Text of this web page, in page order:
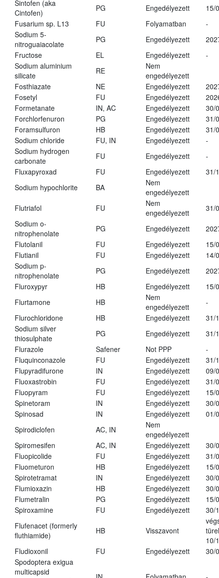
Sintofen (aka
Cintofen)
PG Engedélyezett
15/
Fusarium sp. L13
FU Folyamatban
-
Sodium 5-
nitroguaiacolate
PG Engedélyezett
Fructose
EL Engedélyezett
-
Sodium aluminium
silicate
RE
Nem
engedélyezett
Fosthiazate
NE Engedélyezett
Fosetyl
FU Engedélyezett
Formetanate
IN, AC Engedélyezett
30/
Forchlorfenuron
PG Engedélyezett
31/
Foramsulfuron
HB Engedélyezett
31/
Sodium chloride
FU, IN Engedélyezett
-
Sodium hydrogen
carbonate
FU Engedélyezett
-
Fluxapyroxad
FU Engedélyezett
31/
Sodium hypochlorite
BA
Nem
engedélyezett
Flutriafol
FU
Nem
engedélyezett
31/
Sodium o-
nitrophenolate
PG Engedélyezett
Flutolanil
FU Engedélyezett
15/
Flutianil
FU Engedélyezett
14/
Sodium p-
nitrophenolate
PG Engedélyezett
Fluroxypyr
HB Engedélyezett
15/
Flurtamone
HB
Nem
engedélyezett
-
Flurochloridone
HB Engedélyezett
31/
Sodium silver
thiosulphate
PG Engedélyezett
31/
Flurazole
Safener Not PPP
-
Fluquinconazole
FU Engedélyezett
31/
Flupyradifurone
IN Engedélyezett
09/
Fluoxastrobin
FU Engedélyezett
31/
Fluopyram
FU Engedélyezett
15/
Spinetoram
IN Engedélyezett
30/
Spinosad
IN Engedélyezett
01/
Spirodiclofen
AC, IN
Nem
engedélyezett
Spiromesifen
AC, IN Engedélyezett
30/
Fluopicolide
FU Engedélyezett
31/
Fluometuron
HB Engedélyezett
15/
Spirotetramat
IN Engedélyezett
30/
Flumioxazin
HB Engedélyezett
30/
Flumetralin
PG Engedélyezett
15/
Spiroxamine
FU Engedélyezett
30/
Flufenacet (formerly
fluthiamide)
HB Visszavont
10/
Fludioxonil
FU Engedélyezett
30/
Spodoptera exigua
multicapsid